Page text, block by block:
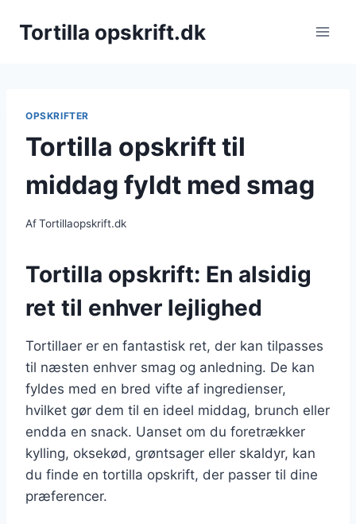
Tortilla opskrift.dk
OPSKRIFTER
Tortilla opskrift til
middag fyldt med smag
AfTortillaopskrift.dk
Tortilla opskrift: En alsidig
ret til enhver lejlighed
Tortillaer er en fantastisk ret, der kan tilpasses
til næsten enhver smag og anledning. De kan
fyldes med en bred vifte af ingredienser,
hvilket gør dem til en ideel middag, brunch eller
endda en snack. Uanset om du foretrækker
kylling, oksekød, grøntsager eller skaldyr, kan
du finde en tortilla opskrift, der passer til dine
præferencer.